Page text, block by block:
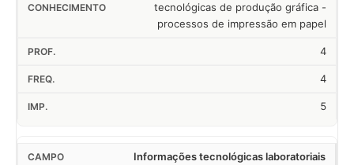
tecnológicas de produção gráfica -
processos de impressão em papel
4
4
5
Informações tecnológicas laboratoriais